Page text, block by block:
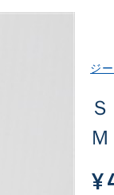
ジ